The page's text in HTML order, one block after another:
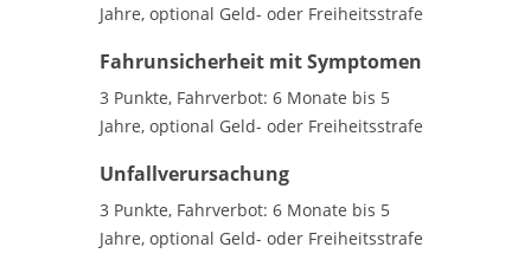
Jahre, optional Geld- oder Freiheitsstrafe
Fahrunsicherheit mit Symptomen
3 Punkte, Fahrverbot: 6 Monate bis 5
Jahre, optional Geld- oder Freiheitsstrafe
Unfallverursachung
3 Punkte, Fahrverbot: 6 Monate bis 5
Jahre, optional Geld- oder Freiheitsstrafe